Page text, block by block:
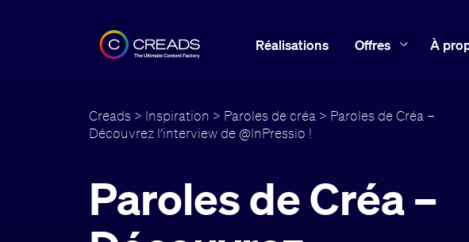
Réalisations Offres À
Creads > Inspiration > Paroles de créa > Paroles de Créa –
Découvrez l’interview de @InPressio !
Paroles de Créa –